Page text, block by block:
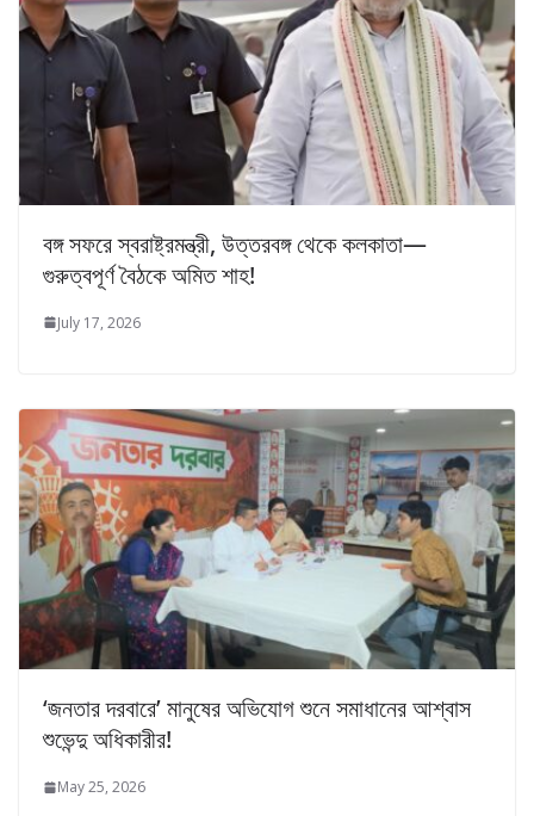
বঙ্গ সফরে স্বরাষ্ট্রমন্ত্রী, উত্তরবঙ্গ থেকে কলকাতা—
গুরুত্বপূর্ণ বৈঠকে অমিত শাহ!
July 17, 2026
‘জনতার দরবারে’ মানুষের অভিযোগ শুনে সমাধানের আশ্বাস
শুভেন্দু অধিকারীর!
May 25, 2026